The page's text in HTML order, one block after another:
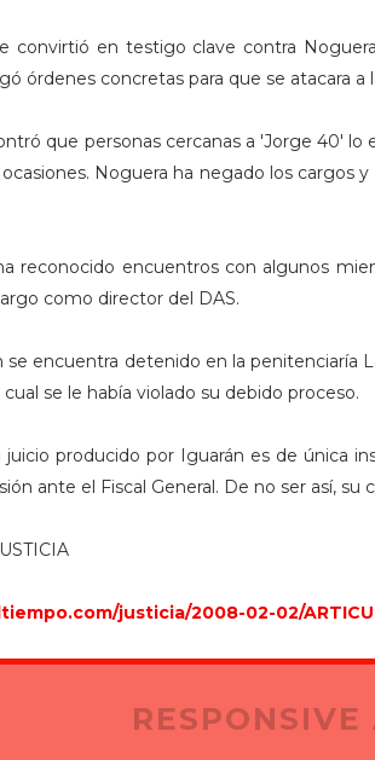
convirtió en testigo clave contra
órdenes concretas para que se atacara a
que personas cercanas a 'Jorge 40'
Noguera ha negado los cargos
reconocido encuentros con algunos
como director del DAS.
se encuentra detenido en la penitenciaría
se le había violado su debido proceso.
juicio producido por Iguarán es de única
ante el Fiscal General. De no ser así, su
justicia/2008-02-02/
RESPONSIVE